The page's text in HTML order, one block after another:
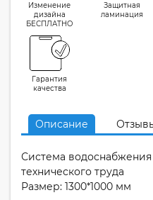
Изменение
дизайна
БЕСПЛАТНО
Защитная
ламинация
Гарантия
качества
Описание
Система
технического труда
Размер: 1300*1000 мм